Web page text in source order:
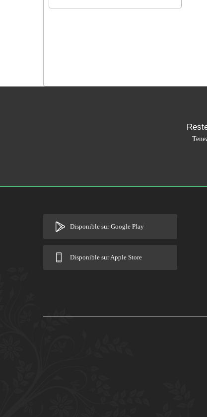
Disponible sur Google Play
Disponible sur Apple Store